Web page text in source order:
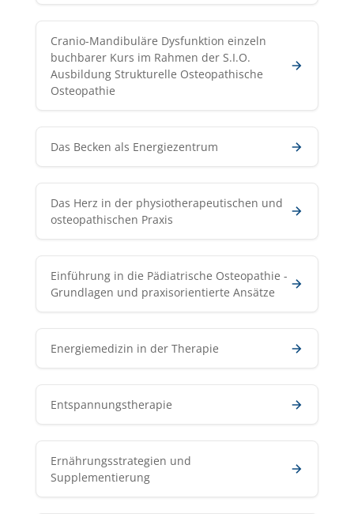
Cranio-Mandibuläre Dysfunktion einzeln
buchbarer Kurs im Rahmen der S.I.O.
Ausbildung Strukturelle Osteopathische
Osteopathie
Das Becken als Energiezentrum
Das Herz in der physiotherapeutischen und
osteopathischen Praxis
Einführung in die Pädiatrische Osteopathie -
Grundlagen und praxisorientierte Ansätze
Energiemedizin in der Therapie
Entspannungstherapie
Ernährungsstrategien und
Supplementierung